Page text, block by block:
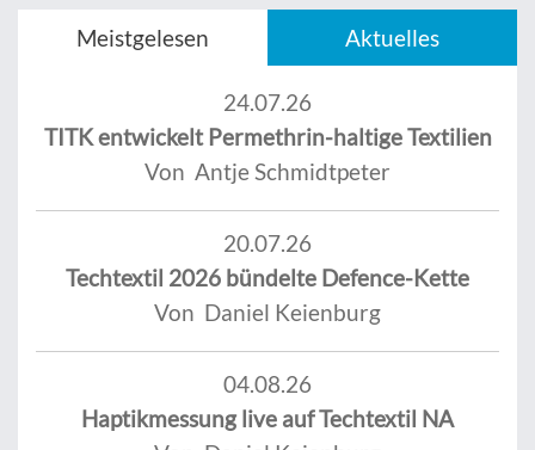
Meistgelesen Aktuelles
24.07.26
TITK entwickelt Permethrin-haltige Textilien
Von Antje Schmidtpeter
20.07.26
Techtextil 2026 bündelte Defence-Kette
Von Daniel Keienburg
04.08.26
Haptikmessung live auf Techtextil NA